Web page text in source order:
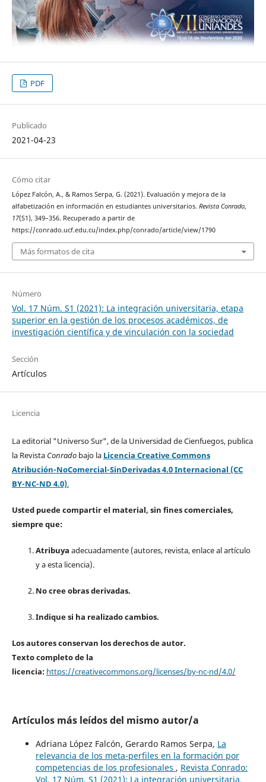
PDF
Publicado
2021-04-23
Cómo citar
López Falcón, A., & Ramos Serpa, G. (2021). Evaluación y mejora de la
alfabetización en información en estudiantes universitarios. Revista Conrado,
17(S1), 349–356. Recuperado a partir de
https://conrado.ucf.edu.cu/index.php/conrado/article/view/1790
Más formatos de cita
Número
Vol. 17 Núm. S1 (2021): La integración universitaria, etapa
superior en la gestión de los procesos académicos, de
investigación científica y de vinculación con la sociedad
Sección
Artículos
Licencia
La editorial "Universo Sur", de la Universidad de Cienfuegos, publica
la Revista Conradobajo la Licencia Creative Commons
Atribución-NoComercial-SinDerivadas 4.0 Internacional (CC
BY-NC-ND 4.0).
Usted puede compartir el material, sin fines comerciales,
siempre que:
Atribuya adecuadamente (autores, revista, enlace al artículo
y a esta licencia).
No cree obras derivadas.
Indique si ha realizado cambios.
Los autores conservan los derechos de autor.
Texto completo de la
licencia: https://creativecommons.org/licenses/by-nc-nd/4.0/
Artículos más leídos del mismo autor/a
Adriana López Falcón, Gerardo Ramos Serpa, La
relevancia de los meta-perfiles en la formación por
competencias de los profesionales , Revista Conrado:
Vol. 17 Núm. S1 (2021): La integración universitaria,